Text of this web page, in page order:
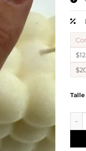
Talle